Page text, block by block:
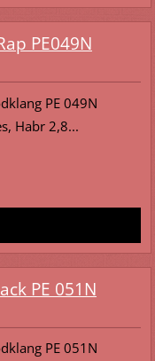
PE049N
PE 049N
Habr 2,8...
PE 051N
PE 051N